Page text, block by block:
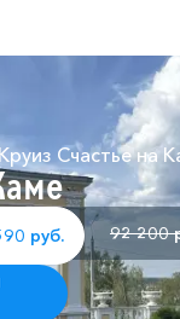
Круиз Счастье на
руб. 92 200